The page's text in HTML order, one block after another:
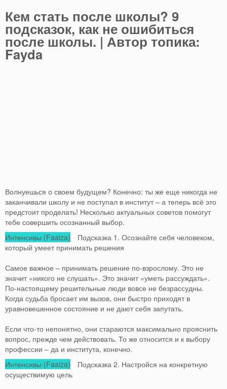
Кем стать после школы? 9
подсказок, как не ошибиться
после школы. | Автор топика:
Fayda
Волнуешься о своем будущем? Конечно: ты же еще никогда не
заканчивали школу и не поступал в институт – а теперь всё это
предстоит проделать! Несколько актуальных советов помогут
тебе совершить осознанный выбор.
Интенсивы (Faaiza) Подсказка 1. Осознайте себя человеком,
который умеет принимать решения
Самое важное – принимать решение по-взрослому. Это не
значит «никого не слушать». Это значит «уметь рассуждать».
По-настоящему решительные люди вовсе не безрассудны.
Когда судьба бросает им вызов, они быстро приходят в
уравновешенное состояние и не дают себя запутать.
Если что-то непонятно, они стараются максимально прояснить
вопрос, прежде чем действовать. То же относится и к выбору
профессии – да и института, конечно.
Интенсивы (Faaiza) Подсказка 2. Настройся на конкретную
осуществимую цель